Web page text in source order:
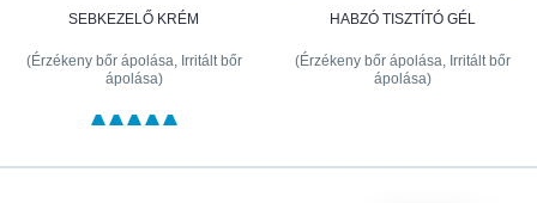
SEBKEZELŐ KRÉM
(Érzékeny bőr ápolása, Irritált bőr
ápolása)
HABZÓ TISZTÍTÓ GÉL
(Érzékeny bőr ápolása, Irritált bőr
ápolása)